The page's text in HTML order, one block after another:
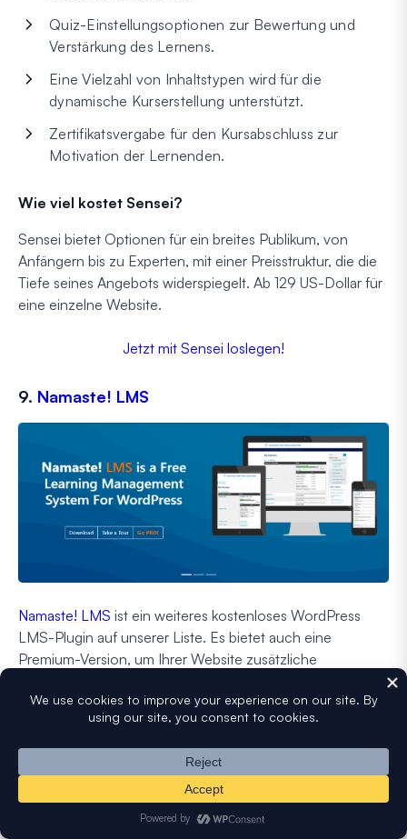
Quiz-Einstellungsoptionen zur Bewertung und
Verstärkung des Lernens.
Eine Vielzahl von Inhaltstypen wird für die
dynamische Kurserstellung unterstützt.
Zertifikatsvergabe für den Kursabschluss zur
Motivation der Lernenden.
Wie viel kostet Sensei?
Sensei bietet Optionen für ein breites Publikum, von
Anfängern bis zu Experten, mit einer Preisstruktur, die die
Tiefe seines Angebots widerspiegelt. Ab 129 US-Dollar für
eine einzelne Website.
Jetzt mit Sensei loslegen!
9. Namaste! LMS
Namaste! LMS ist ein weiteres kostenloses WordPress
LMS-Plugin auf unserer Liste. Es bietet auch eine
Premium-Version, um Ihrer Website zusätzliche
Unsere Erfahrung
Wie jedes Plugin auf unserer Liste ermöglicht Ihnen
Namaste! LMS, unbegrenzte Kurse, Lektionen und
Aufgaben zu erstellen.